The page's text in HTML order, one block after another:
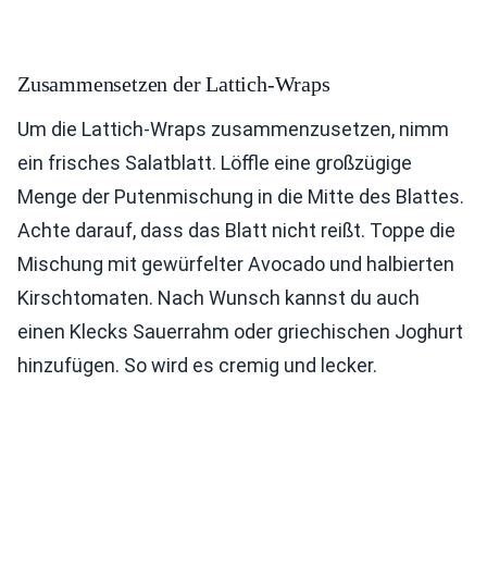
Zusammensetzen der Lattich-Wraps
Um die Lattich-Wraps zusammenzusetzen, nimm
ein frisches Salatblatt. Löffle eine großzügige
Menge der Putenmischung in die Mitte des Blattes.
Achte darauf, dass das Blatt nicht reißt. Toppe die
Mischung mit gewürfelter Avocado und halbierten
Kirschtomaten. Nach Wunsch kannst du auch
einen Klecks Sauerrahm oder griechischen Joghurt
hinzufügen. So wird es cremig und lecker.